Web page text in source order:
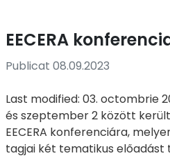
EECERA
Publicat 08.09.2023
Last modified: 03. octombrie
és szeptember 2 között
EECERA konferenciára,
tagjai két tematikus előadást